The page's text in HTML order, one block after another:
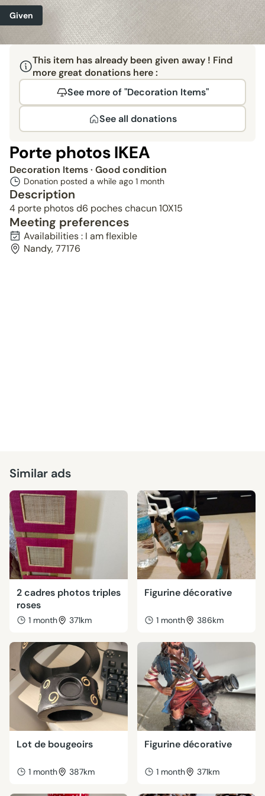
Given
This item has already been given away ! Find
more great donations here :
See more of "Decoration Items"
See all donations
Porte photos IKEA
Decoration Items· Good condition
Donation posted a while ago 1 month
Description
4 porte photos d6 poches chacun 10X15
Meeting preferences
Availabilities : I am flexible
Nandy, 77176
Similar ads
2 cadres photos triples
roses
1 month 371km
Figurine décorative
1 month 386km
Lot de bougeoirs
1 month 387km
Figurine décorative
1 month 371km